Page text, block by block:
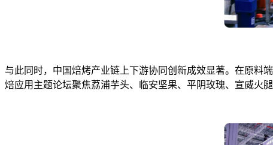
与此同时，中国焙烤产业链上下游协同创新成效显著。在原料端
焙应用主题论坛聚焦荔浦芋头、临安坚果、平阴玫瑰、宣威火